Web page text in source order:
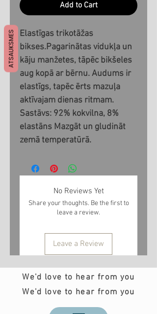
Add to Cart
Elastīgas trikotāžas
bikses.Pagarinātas vidukļa un
kāju manžetes, tāpēc bikšeles
aug kopā ar bērnu. Audums ir
elastīgs, tapēc ērts mazuļa
aktīvajam dienas ritmam.
Sastāvs: 92% kokvilna, 8%
elastāns Mazgāt un gludināt
zemā temperatūrā.
No Reviews Yet
Share your thoughts. Be the first to
leave a review.
Leave a Review
We'd love to hear from you
We'd love to hear from you
ATSAUKSMES